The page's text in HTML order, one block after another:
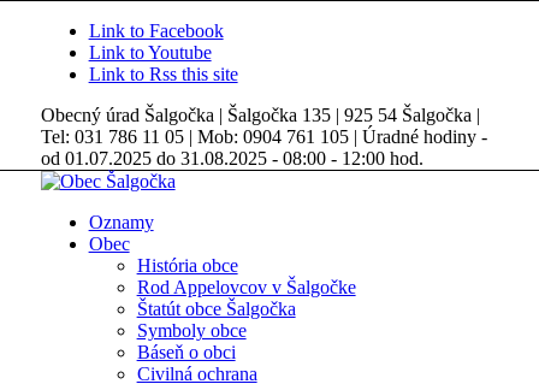
Link to Facebook
Link to Youtube
Link to Rss this site
Obecný úrad Šalgočka | Šalgočka 135 | 925 54 Šalgočka |
Tel: 031 786 11 05 | Mob: 0904 761 105 | Úradné hodiny -
od 01.07.2025 do 31.08.2025 - 08:00 - 12:00 hod.
Oznamy
Obec
História obce
Rod Appelovcov v Šalgočke
Štatút obce Šalgočka
Symboly obce
Báseň o obci
Civilná ochrana